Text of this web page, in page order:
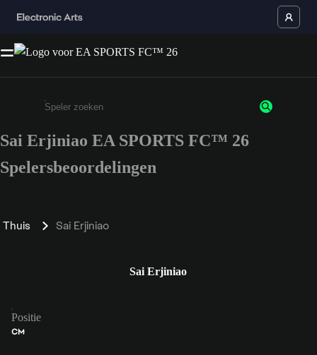
Enter a minimum of 3 characters or numbers
Sai Erjiniao EA SPORTS FC™ 26
Spelersbeoordelingen
Thuis Sai Erjiniao
Sai Erjiniao
Positie
CM